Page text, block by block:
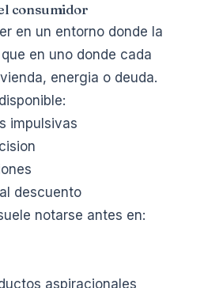
consumidor
en un entorno donde la
en uno donde cada
energia o deuda.
impulsivas
descuento
notarse antes en:
aspiracionales